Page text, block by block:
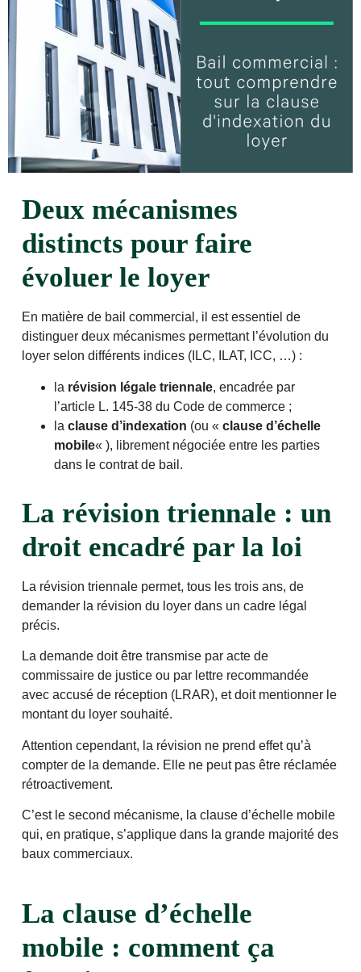
Deux mécanismes
distincts pour faire
évoluer le loyer
En matière de bail commercial, il est essentiel de
distinguer deux mécanismes permettant l’évolution du
loyer selon différents indices (ILC, ILAT, ICC, …) :
la révision légale triennale, encadrée par
l’article L. 145-38 du Code de commerce ;
laclause d’indexation (ou «clause d’échelle
mobile« ), librement négociée entre les parties
dans le contrat de bail.
La révision triennale : un
droit encadré par la loi
La révision triennale permet, tous les trois ans, de
demander la révision du loyer dans un cadre légal
précis.
La demande doit être transmise par acte de
commissaire de justice ou par lettre recommandée
avec accusé de réception (LRAR), et doit mentionner le
montant du loyer souhaité.
Attention cependant, la révision ne prend effet qu’à
compter de la demande. Elle ne peut pas être réclamée
rétroactivement.
C’est le second mécanisme, la clause d’échelle mobile
qui, en pratique, s’applique dans la grande majorité des
baux commerciaux.
La clause d’échelle
mobile : comment ça